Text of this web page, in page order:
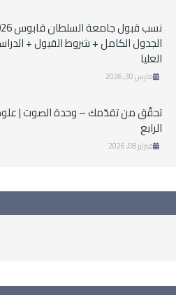
نسب قبول
الجدول الكامل + شروط القبول +
العليا
مارس 30, 2026
تحقّق من تقدّمك – وحدة الصوت |
الرابع
فبراير 08, 2026